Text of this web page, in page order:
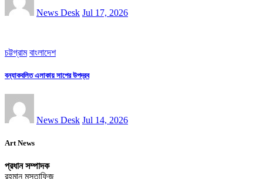
News Desk Jul 17, 2026
চট্টগ্রাম বাংলাদেশ
বন্যাকবলিত এলাকায় সাপের উপদ্রব
News Desk Jul 14, 2026
Art News
প্রধান সম্পাদক
রহমান মুস্তাফিজ